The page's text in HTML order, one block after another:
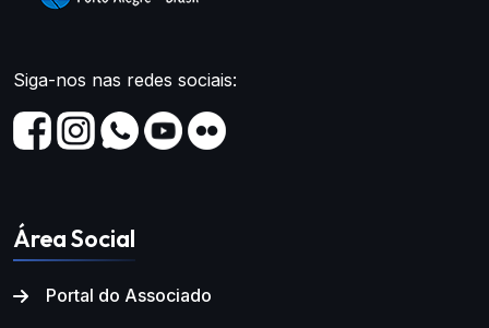
Siga-nos nas redes sociais:
Área Social
Portal do Associado